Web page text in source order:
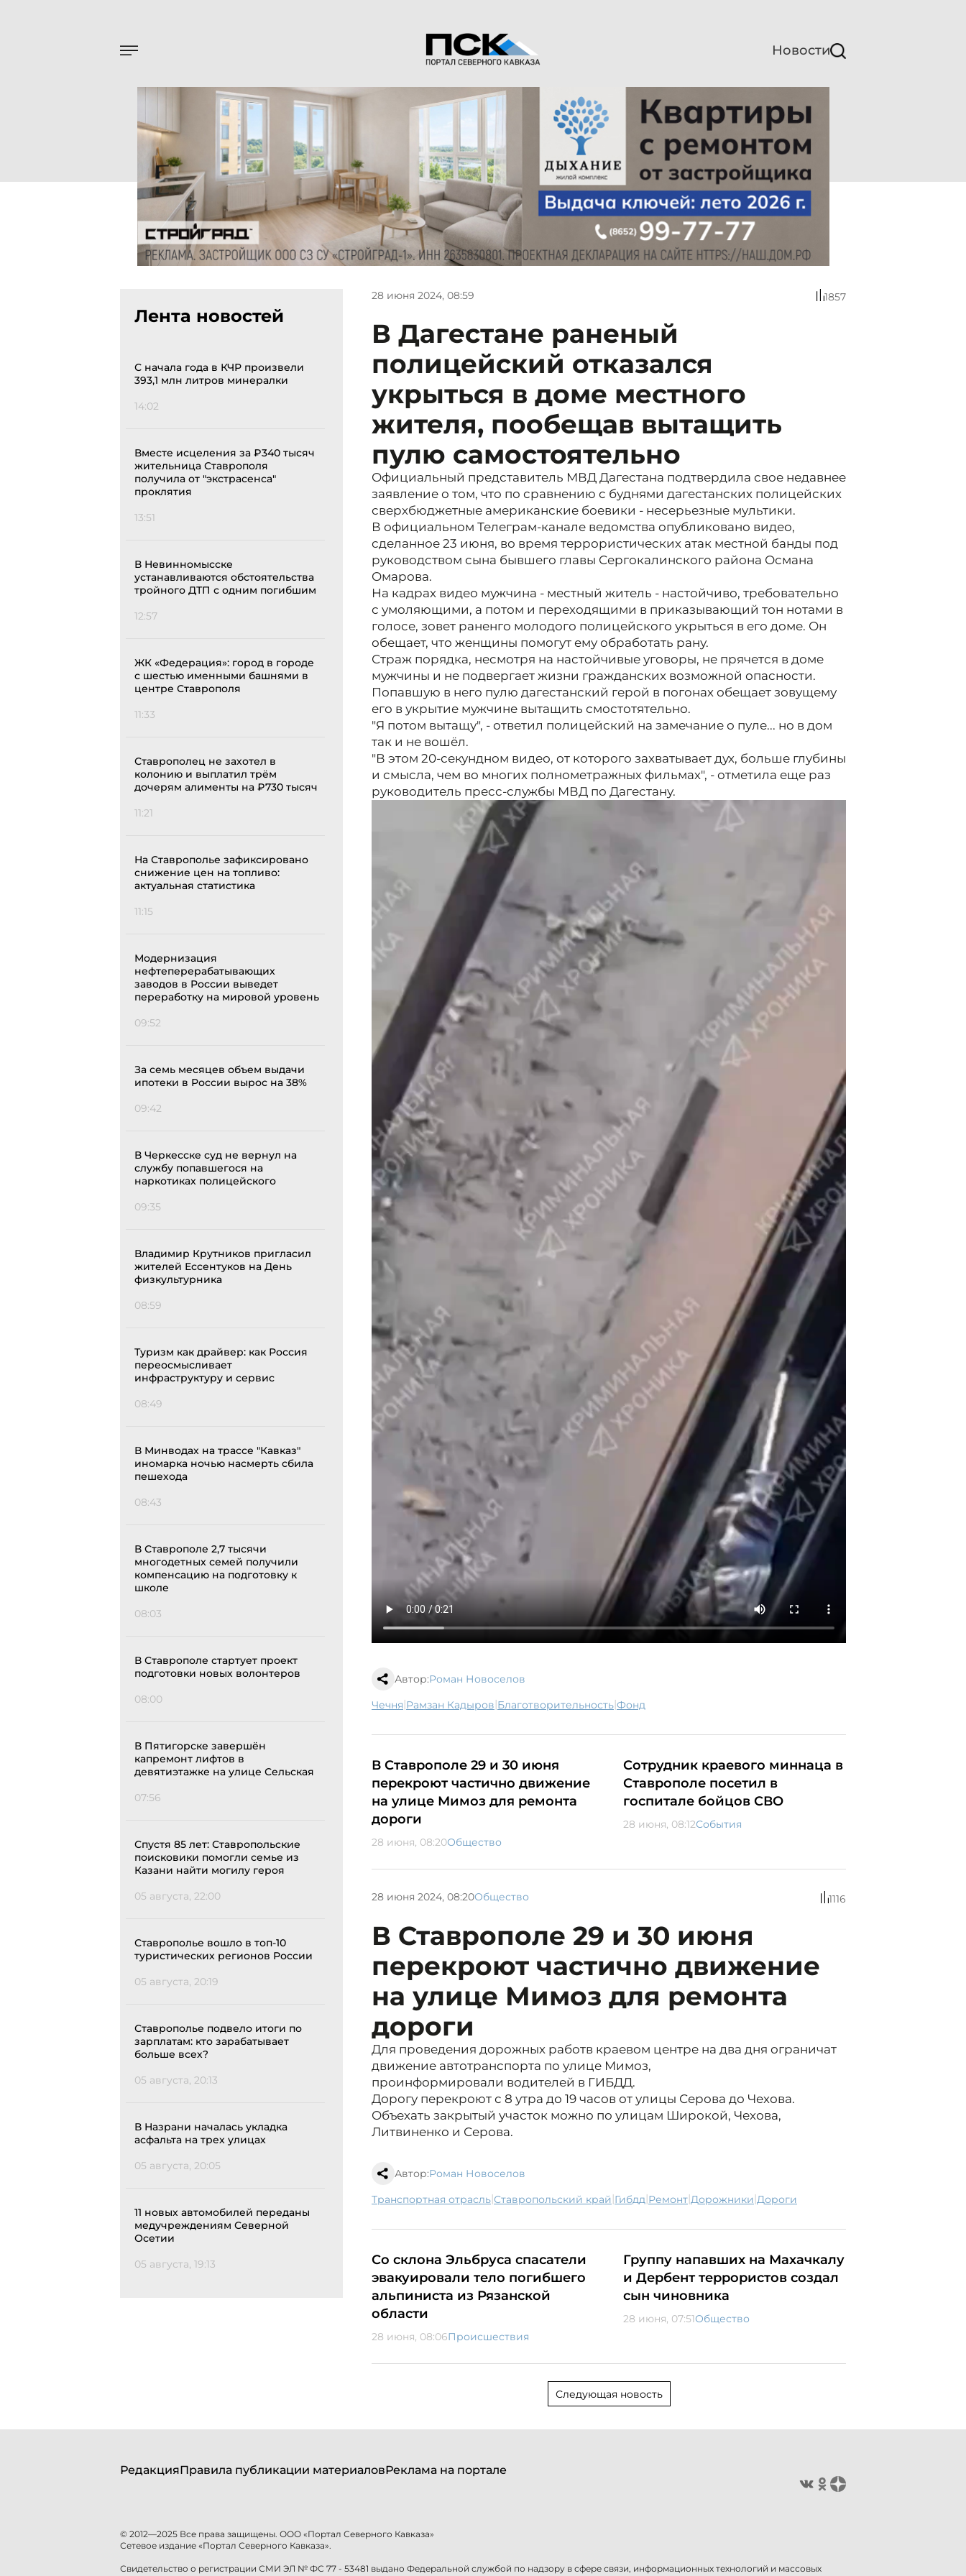
Новости
Лента новостей
С начала года в КЧР произвели
393,1 млн литров минералки
14:02
Вместе исцеления за ₽340 тысяч
жительница Ставрополя
получила от "экстрасенса"
проклятия
13:51
В Невинномысске
устанавливаются обстоятельства
тройного ДТП с одним погибшим
12:57
ЖК «Федерация»: город в городе
с шестью именными башнями в
центре Ставрополя
11:33
Ставрополец не захотел в
колонию и выплатил трём
дочерям алименты на ₽730 тысяч
11:21
На Ставрополье зафиксировано
снижение цен на топливо:
актуальная статистика
11:15
Модернизация
нефтеперерабатывающих
заводов в России выведет
переработку на мировой уровень
09:52
За семь месяцев объем выдачи
ипотеки в России вырос на 38%
09:42
В Черкесске суд не вернул на
службу попавшегося на
наркотиках полицейского
09:35
Владимир Крутников пригласил
жителей Ессентуков на День
физкультурника
08:59
Туризм как драйвер: как Россия
переосмысливает
инфраструктуру и сервис
08:49
В Минводах на трассе "Кавказ"
иномарка ночью насмерть сбила
пешехода
08:43
В Ставрополе 2,7 тысячи
многодетных семей получили
компенсацию на подготовку к
школе
08:03
В Ставрополе стартует проект
подготовки новых волонтеров
08:00
В Пятигорске завершён
капремонт лифтов в
девятиэтажке на улице Сельская
07:56
Спустя 85 лет: Ставропольские
поисковики помогли семье из
Казани найти могилу героя
05 августа, 22:00
Ставрополье вошло в топ-10
туристических регионов России
05 августа, 20:19
Ставрополье подвело итоги по
зарплатам: кто зарабатывает
больше всех?
05 августа, 20:13
В Назрани началась укладка
асфальта на трех улицах
05 августа, 20:05
11 новых автомобилей переданы
медучреждениям Северной
Осетии
05 августа, 19:13
28 июня 2024, 08:59 1857
В Дагестане раненый
полицейский отказался
укрыться в доме местного
жителя, пообещав вытащить
пулю самостоятельно
Официальный представитель МВД Дагестана подтвердила свое недавнее
заявление о том, что по сравнению с буднями дагестанских полицейских
сверхбюджетные американские боевики - несерьезные мультики.
В официальном Телеграм-канале ведомства опубликовано видео,
сделанное 23 июня, во время террористических атак местной банды под
руководством сына бывшего главы Сергокалинского района Османа
Омарова.
На кадрах видео мужчина - местный житель - настойчиво, требовательно
с умоляющими, а потом и переходящими в приказывающий тон нотами в
голосе, зовет раненго молодого полицейского укрыться в его доме. Он
обещает, что женщины помогут ему обработать рану.
Страж порядка, несмотря на настойчивые уговоры, не прячется в доме
мужчины и не подвергает жизни гражданских возможной опасности.
Попавшую в него пулю дагестанский герой в погонах обещает зовущему
его в укрытие мужчине вытащить смостотятельно.
"Я потом вытащу", - ответил полицейский на замечание о пуле... но в дом
так и не вошёл.
"В этом 20-секундном видео, от которого захватывает дух, больше глубины
и смысла, чем во многих полнометражных фильмах", - отметила еще раз
руководитель пресс-службы МВД по Дагестану.
Автор:Роман Новоселов
Чечня| Рамзан Кадыров| благотворительность| Фонд
В Ставрополе 29 и 30 июня
перекроют частично движение
на улице Мимоз для ремонта
дороги
28 июня, 08:20Общество
Сотрудник краевого миннаца в
Ставрополе посетил в
госпитале бойцов СВО
28 июня, 08:12События
28 июня 2024, 08:20Общество 1116
В Ставрополе 29 и 30 июня
перекроют частично движение
на улице Мимоз для ремонта
дороги
Для проведения дорожных работв краевом центре на два дня ограничат
движение автотранспорта по улице Мимоз,
проинформировали водителей в ГИБДД.
Дорогу перекроют с 8 утра до 19 часов от улицы Серова до Чехова.
Объехать закрытый участок можно по улицам Широкой, Чехова,
Литвиненко и Серова.
Автор:Роман Новоселов
транспортная отрасль| Ставропольский край| гибдд| ремонт| дорожники| дороги
Со склона Эльбруса спасатели
эвакуировали тело погибшего
альпиниста из Рязанской
области
28 июня, 08:06Происшествия
Группу напавших на Махачкалу
и Дербент террористов создал
сын чиновника
28 июня, 07:51Общество
Следующая новость
РедакцияПравила публикации материаловРеклама на портале
© 2012—2025 Все права защищены. ООО «Портал Северного Кавказа»
Сетевое издание «Портал Северного Кавказа».
Свидетельство о регистрации СМИ ЭЛ № ФС 77 - 53481 выдано Федеральной службой по надзору в сфере связи, информационных технологий и массовых